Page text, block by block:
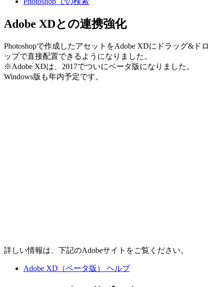
Adobe XDとの連携強化
Photoshopで作成したアセットをAdobe XDにドラッグ&ドロ
ップで直接配置できるようになりました。
※Adobe XDは、2017でついにベータ版になりました。
Windows版も年内予定です。
詳しい情報は、下記のAdobeサイトをご覧ください。
Adobe XD（ベータ版） ヘルプ